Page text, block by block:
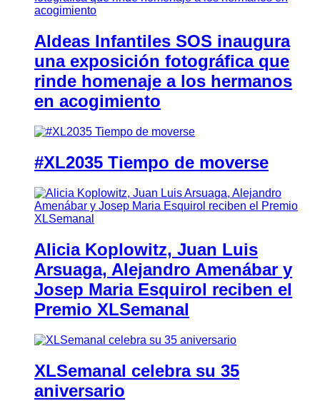
Aldeas Infantiles SOS inaugura
una exposición fotográfica que
rinde homenaje a los hermanos
en acogimiento
#XL2035 Tiempo de moverse
Alicia Koplowitz, Juan Luis
Arsuaga, Alejandro Amenábar y
Josep Maria Esquirol reciben el
Premio XLSemanal
XLSemanal celebra su 35
aniversario